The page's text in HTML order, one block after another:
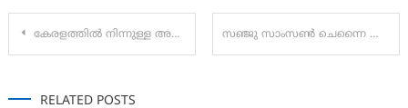
Post
കേരളത്തിൽ നിന്നുള്ള അന്തര്‍ സംസ്ഥാന സ്വകാര്യ ബസുകള്‍ നാളെ മുതൽ സര്‍വീസ് നിര്‍ത്തിവെക്കുന്നു. സഞ്ജു സാംസണ്‍ ചെന്നൈ സൂപ്പര്‍ കിംഗ്‌സിലേക്ക്; ജഡേജയേയും സാം കരനേയും രാജസ്ഥാന് കൈ മാറും
RELATED POSTS